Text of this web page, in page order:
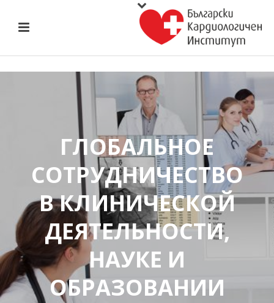
ГЛОБАЛЬНОЕ
СОТРУДНИЧЕСТВО
В КЛИНИЧЕСКОЙ
ДЕЯТЕЛЬНОСТИ,
НАУКE И
ОБРАЗОВАНИИ